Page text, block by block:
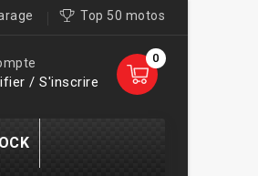
Top 50 motos
0
/ S'inscrire